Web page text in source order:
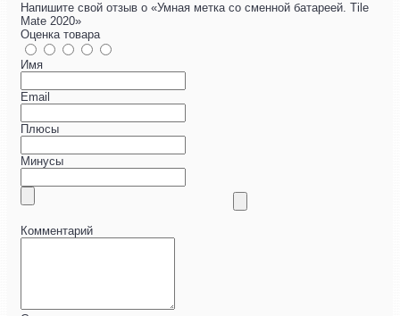
Напишите свой отзыв о «Умная метка со сменной батареей. Tile
Mate 2020»
Оценка товара
Имя
Email
Плюсы
Минусы
Комментарий